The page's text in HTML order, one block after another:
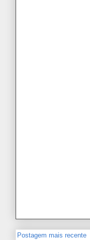
Postagem mais recente